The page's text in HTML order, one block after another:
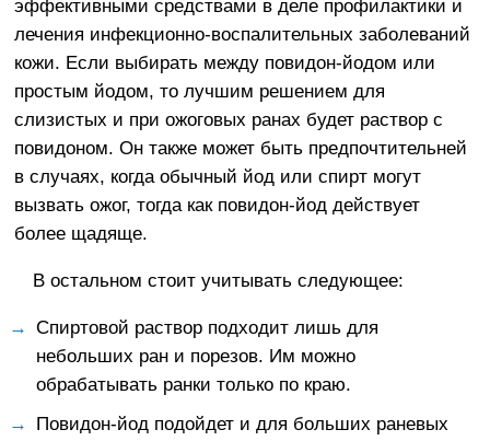
эффективными средствами в деле профилактики и
лечения инфекционно-воспалительных заболеваний
кожи. Если выбирать между повидон-йодом или
простым йодом, то лучшим решением для
слизистых и при ожоговых ранах будет раствор с
повидоном. Он также может быть предпочтительней
в случаях, когда обычный йод или спирт могут
вызвать ожог, тогда как повидон-йод действует
более щадяще.
В остальном стоит учитывать следующее:
Спиртовой раствор подходит лишь для
небольших ран и порезов. Им можно
обрабатывать ранки только по краю.
Повидон-йод подойдет и для больших раневых